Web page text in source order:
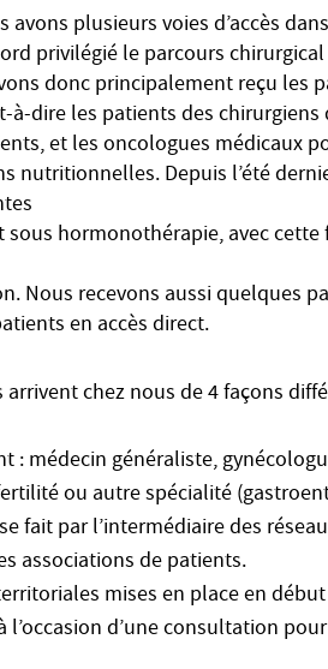
avons plusieurs voies d’accès
privilégié le parcours
donc principalement reçu les
dire les patients des
et les oncologues médicaux
nutritionnelles. Depuis l’été
hormonothérapie, avec cette
Nous recevons aussi quelques
en accès direct.
chez nous de 4 façons
: médecin généraliste,
ou autre spécialité
fait par l’intermédiaire des
associations de patients.
mises en place en début
l’occasion d’une consultation